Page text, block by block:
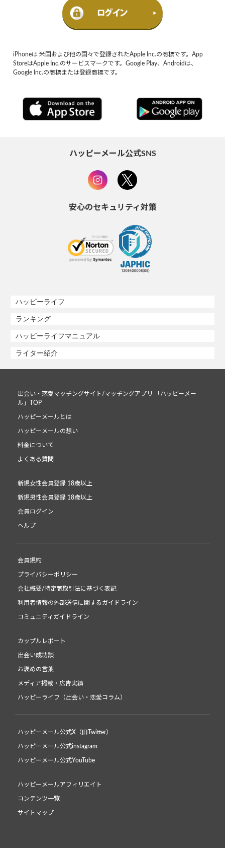
iPhoneは 米国および他の国々で登録されたApple Inc.の商標です。App
StoreはApple Inc.のサービスマークです。Google Play、Androidは、
Google Inc.の商標または登録商標です。
ハッピーメール公式SNS
安心のセキュリティ対策
ハッピーライフ
ランキング
ハッピーライフマニュアル
ライター紹介
出会い・恋愛マッチングサイト/マッチングアプリ 「ハッピーメー
ル」TOP
ハッピーメールとは
ハッピーメールの想い
料金について
よくある質問
新規女性会員登録 18歳以上
新規男性会員登録 18歳以上
会員ログイン
ヘルプ
会員規約
プライバシーポリシー
会社概要/特定商取引法に基づく表記
利用者情報の外部送信に関するガイドライン
コミュニティガイドライン
カップルレポート
出会い成功談
お褒めの言葉
メディア掲載・広告実績
ハッピーライフ（出会い・恋愛コラム）
ハッピーメール公式X（旧Twitter）
ハッピーメール公式instagram
ハッピーメール公式YouTube
ハッピーメールアフィリエイト
コンテンツ一覧
サイトマップ